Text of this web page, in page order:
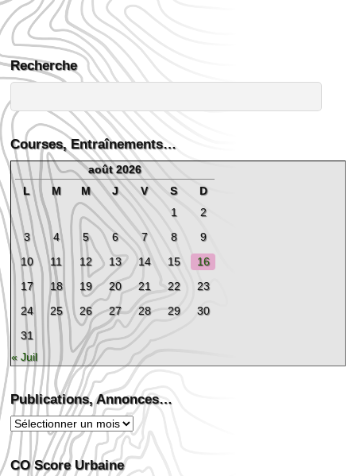
Recherche
Courses, Entraînements…
août 2026
L
M M J V S
D
1
2
3
4 5 6 7 8
9
10
11 12 13 14 15
16
17
18 19 20 21 22
23
24
25 26 27 28 29
30
31
« Juil
Publications, Annonces…
Publications,
Annonces…
CO Score Urbaine